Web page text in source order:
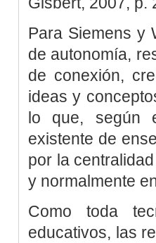
Para Siemens y
de autonomía,
de conexión,
ideas y
lo que, según
existente de
por la
y normalmente
Como toda
educativos, las